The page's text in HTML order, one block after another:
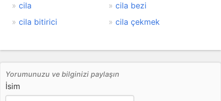
cila
cila bezi
cila bitirici
cila çekmek
Yorumunuzu ve bilginizi paylaşın
İsim